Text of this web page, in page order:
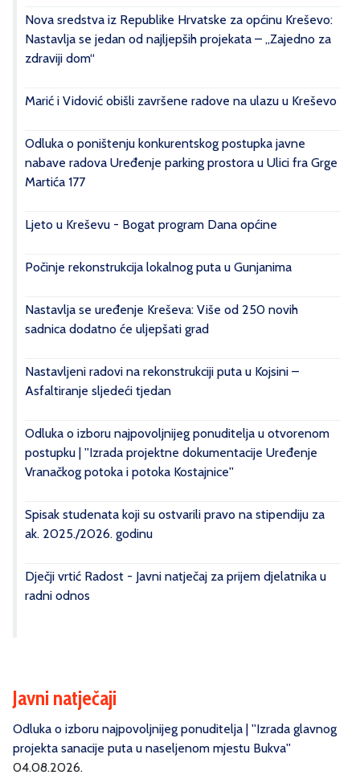
Nova sredstva iz Republike Hrvatske za općinu Kreševo:
Nastavlja se jedan od najljepših projekata – „Zajedno za
zdraviji dom“
Marić i Vidović obišli završene radove na ulazu u Kreševo
Odluka o poništenju konkurentskog postupka javne
nabave radova Uređenje parking prostora u Ulici fra Grge
Martića 177
Ljeto u Kreševu - Bogat program Dana općine
Počinje rekonstrukcija lokalnog puta u Gunjanima
Nastavlja se uređenje Kreševa: Više od 250 novih
sadnica dodatno će uljepšati grad
Nastavljeni radovi na rekonstrukciji puta u Kojsini –
Asfaltiranje sljedeći tjedan
Odluka o izboru najpovoljnijeg ponuditelja u otvorenom
postupku | ''Izrada projektne dokumentacije Uređenje
Vranačkog potoka i potoka Kostajnice''
Spisak studenata koji su ostvarili pravo na stipendiju za
ak. 2025./2026. godinu
Dječji vrtić Radost - Javni natječaj za prijem djelatnika u
radni odnos
Javni natječaji
Odluka o izboru najpovoljnijeg ponuditelja | ''Izrada glavnog
projekta sanacije puta u naseljenom mjestu Bukva''
04.08.2026.